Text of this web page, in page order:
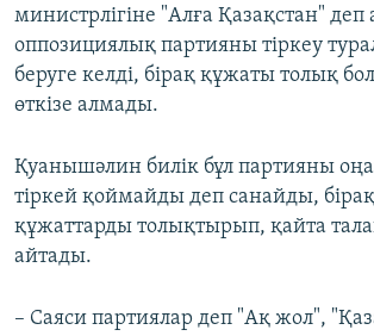
министрлігіне "Алға Қазақстан" деп
оппозициялық партияны тіркеу
беруге келді, бірақ құжаты толық
өткізе алмады.
Қуанышәлин билік бұл партияны
тіркей қоймайды деп санайды,
құжаттарды толықтырып, қайта
айтады.
– Саяси партиялар деп "Ақ жол",